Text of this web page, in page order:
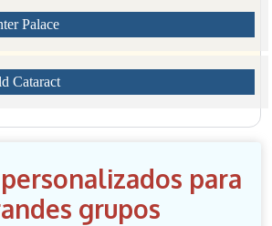
Palace
Cataract
para
grupos